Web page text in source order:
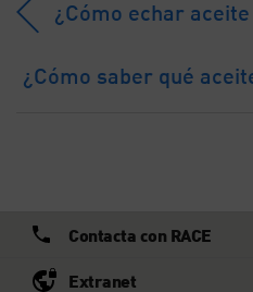
¿Cómo echar
¿Cómo saber qué
Contacta con RACE
Extranet